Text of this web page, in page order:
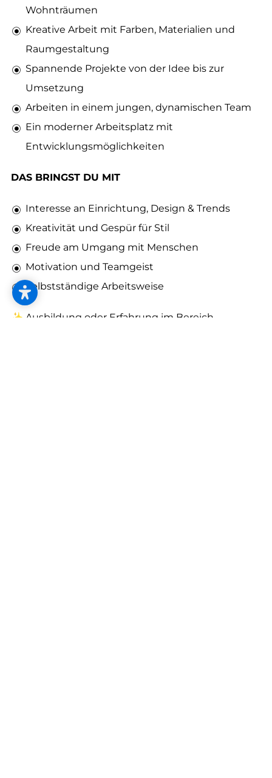
Wohnträumen
Kreative Arbeit mit Farben, Materialien und
Raumgestaltung
Spannende Projekte von der Idee bis zur
Umsetzung
Arbeiten in einem jungen, dynamischen Team
Ein moderner Arbeitsplatz mit
Entwicklungsmöglichkeiten
DAS BRINGST DU MIT
Interesse an Einrichtung, Design & Trends
Kreativität und Gespür für Stil
Freude am Umgang mit Menschen
Motivation und Teamgeist
Selbstständige Arbeitsweise
✨ Ausbildung oder Erfahrung im Bereich